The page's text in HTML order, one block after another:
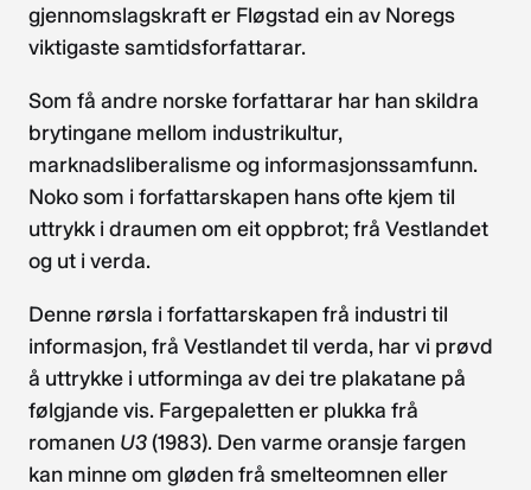
gjennomslagskraft er Fløgstad ein av Noregs
viktigaste samtidsforfattarar.
Som få andre norske forfattarar har han skildra
brytingane mellom industrikultur,
marknadsliberalisme og informasjonssamfunn.
Noko som i forfattarskapen hans ofte kjem til
uttrykk i draumen om eit oppbrot; frå Vestlandet
og ut i verda.
Denne rørsla i forfattarskapen frå industri til
informasjon, frå Vestlandet til verda, har vi prøvd
å uttrykke i utforminga av dei tre plakatane på
følgjande vis. Fargepaletten er plukka frå
romanen U3(1983). Den varme oransje fargen
kan minne om gløden frå smelteomnen eller